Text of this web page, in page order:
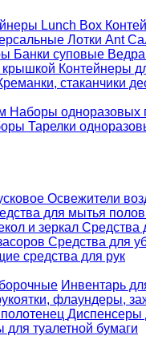
Lunch Box
Лотки Ant
Банки суповые
крышкой Контейнеры
стаканчики
Наборы одноразовых
Тарелки
Освежители
для мытья
и зеркал Средства
Средства для
средства для рук
Инвентарь
флаундеры,
Диспенсеры
для туалетной бумаги